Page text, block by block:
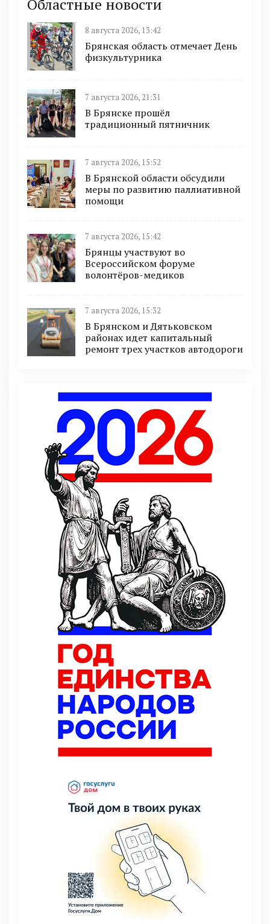
Областные новости
8 августа 2026, 13:42
Брянская область отмечает День
физкультурника
7 августа 2026, 21:31
В Брянске прошёл
традиционный пятничник
7 августа 2026, 15:52
В Брянской области обсудили
меры по развитию паллиативной
помощи
7 августа 2026, 15:42
Брянцы участвуют во
Всероссийском форуме
волонтёров-медиков
7 августа 2026, 15:32
В Брянском и Дятьковском
районах идет капитальный
ремонт трех участков автодороги